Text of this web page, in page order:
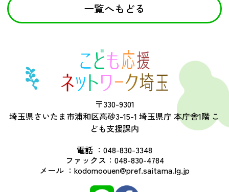
一覧へもどる
〒330-9301
埼玉県さいたま市浦和区高砂3-15-1 埼玉県庁 本庁舎1階 こ
ども支援課内
電話 ： 048-830-3348
ファックス： 048-830-4784
メール ： kodomoouen@pref.saitama.lg.jp